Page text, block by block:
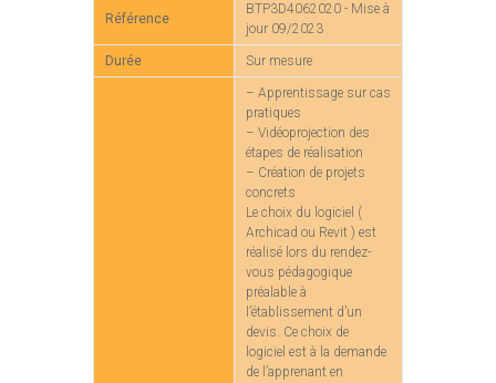
Référence
BTP3D4062020 - Mise à
jour 09/2023
Durée Sur mesure
– Apprentissage sur cas
pratiques
– Vidéoprojection des
étapes de réalisation
– Création de projets
concrets
Le choix du logiciel (
Archicad ou Revit ) est
réalisé lors du rendez-
vous pédagogique
préalable à
l’établissement d’un
devis. Ce choix de
logiciel est à la demande
de l’apprenant en